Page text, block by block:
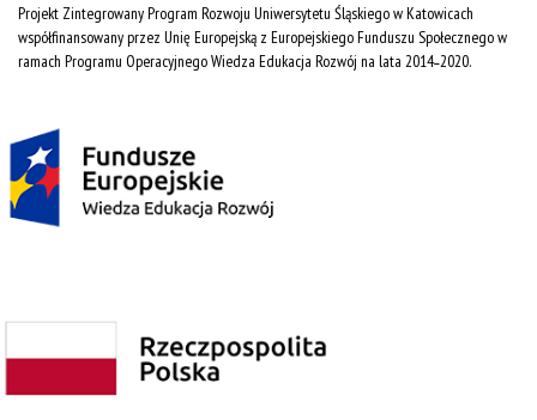
Projekt Zintegrowany Program Rozwoju Uniwersytetu Śląskiego w Katowicach
współfinansowany przez Unię Europejską z Europejskiego Funduszu Społecznego w
ramach Programu Operacyjnego Wiedza Edukacja Rozwój na lata 2014˗2020.